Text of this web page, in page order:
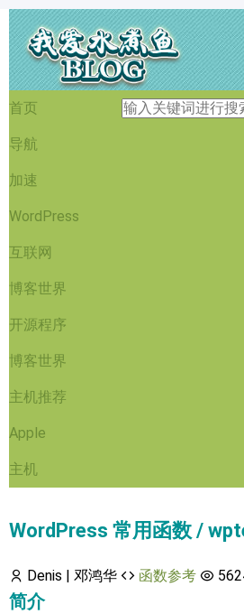
首页
导航
加速
WordPress
互联网
博客世界
开源程序
博客世界
主机推荐
Apple
主机
WordPress 常用函数 /
Denis | 邓鸿华 函数参考
简介